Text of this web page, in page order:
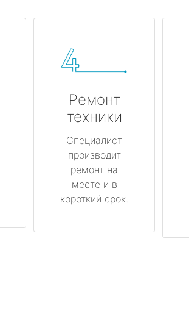
Ремонт
техники
Специалист
производит
ремонт на
месте и в
короткий срок.